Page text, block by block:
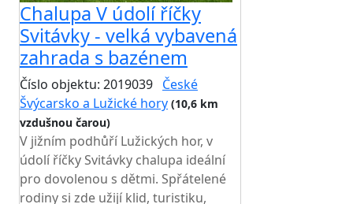
Chalupa V údolí říčky
Svitávky - velká vybavená
zahrada s bazénem
Číslo objektu: 2019039 České
Švýcarsko a Lužické hory (10,6 km
vzdušnou čarou)
V jižním podhůří Lužických hor, v
údolí říčky Svitávky chalupa ideální
pro dovolenou s dětmi. Spřátelené
rodiny si zde užijí klid, turistiku,